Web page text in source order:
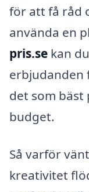
för att få råd
använda en
pris.se kan
erbjudanden
det som bäst
budget.
Så varför
kreativitet